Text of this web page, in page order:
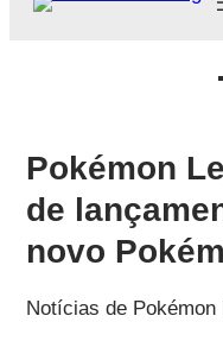
Pokémon
de
novo
Notícias de